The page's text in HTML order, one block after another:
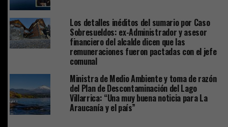
Los detalles inéditos del sumario por Caso
Sobresueldos: ex-Administrador y asesor
financiero del alcalde dicen que las
remuneraciones fueron pactadas con el jefe
comunal
Ministra de Medio Ambiente y toma de razón
del Plan de Descontaminación del Lago
Villarrica: “Una muy buena noticia para La
Araucanía y el país”